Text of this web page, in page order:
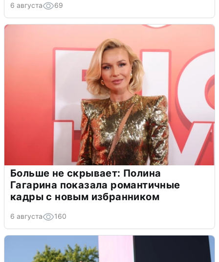
6 августа 69
Больше не скрывает: Полина
Гагарина показала романтичные
кадры с новым избранником
6 августа 160